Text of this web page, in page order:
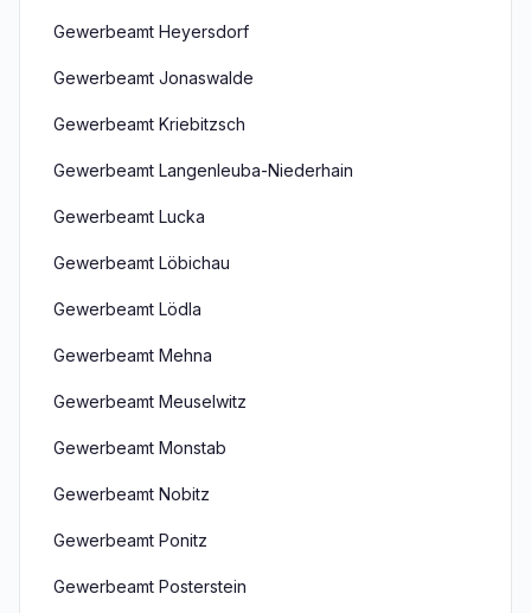
Gewerbeamt Heyersdorf
Gewerbeamt Jonaswalde
Gewerbeamt Kriebitzsch
Gewerbeamt Langenleuba-Niederhain
Gewerbeamt Lucka
Gewerbeamt Löbichau
Gewerbeamt Lödla
Gewerbeamt Mehna
Gewerbeamt Meuselwitz
Gewerbeamt Monstab
Gewerbeamt Nobitz
Gewerbeamt Ponitz
Gewerbeamt Posterstein